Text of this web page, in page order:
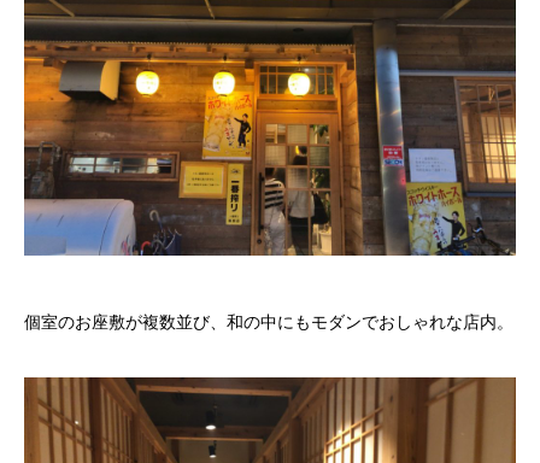
個室のお座敷が複数並び、和の中にもモダンでおしゃれな店内。